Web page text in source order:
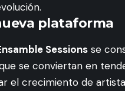
plataforma
Sessions se
se conviertan en
el crecimiento de